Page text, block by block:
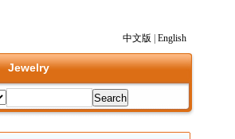
中文版
English
Jewelry